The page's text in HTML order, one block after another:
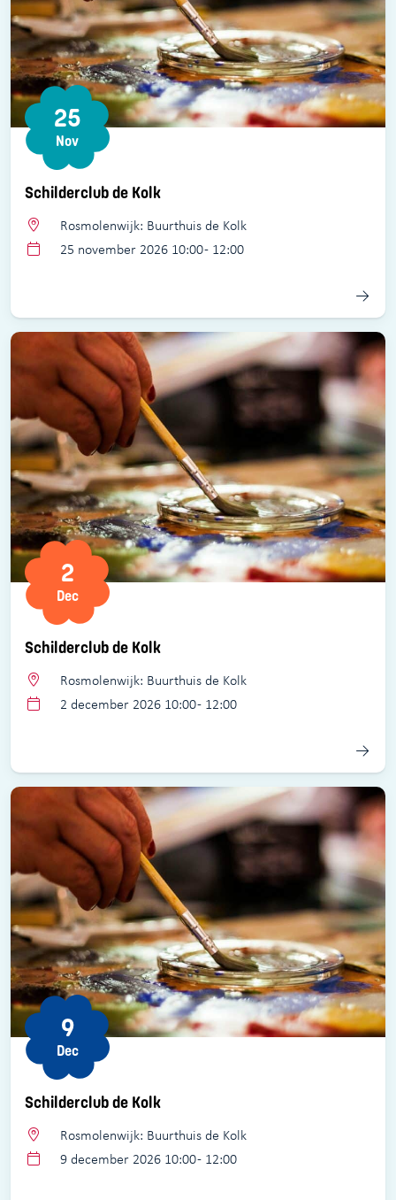
Schilderclub de Kolk
25
Nov
Rosmolenwijk: Buurthuis de Kolk
25 november 2026 10:00 - 12:00
Schilderclub de Kolk
2
Dec
Rosmolenwijk: Buurthuis de Kolk
2 december 2026 10:00 - 12:00
Schilderclub de Kolk
9
Dec
Rosmolenwijk: Buurthuis de Kolk
9 december 2026 10:00 - 12:00